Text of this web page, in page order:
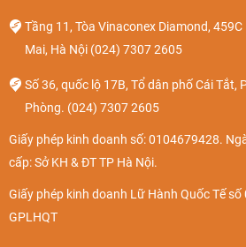
Tầng 11, Tòa Vinaconex Diamond,
Mai, Hà Nội (024) 7307 2605
Số 36, quốc lộ 17B, Tổ dân phố Cái Tắt,
Phòng. (024) 7307 2605
Giấy phép kinh doanh số: 0104679428.
cấp: Sở KH & ĐT TP Hà Nội.
Giấy phép kinh doanh Lữ Hành Quốc Tế
GPLHQT